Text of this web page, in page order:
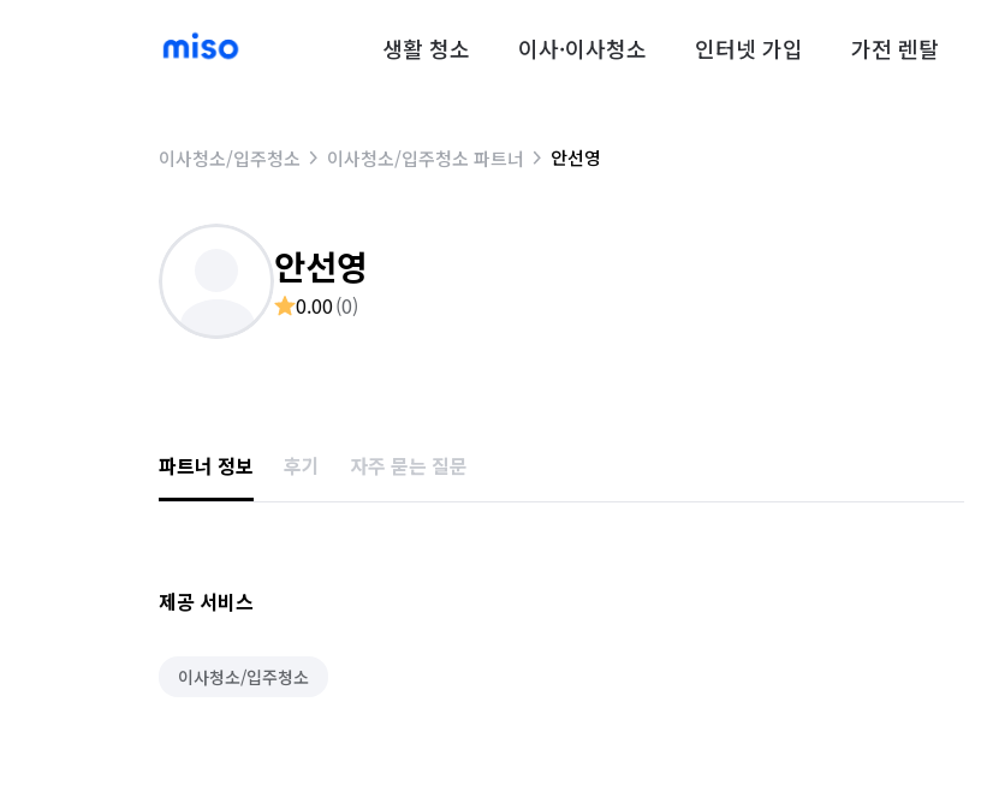
생활 청소 이사·이사청소 인터넷 가입 가전 렌탈
이사청소/입주청소 이사청소/입주청소 파트너 안선영
안선영
0.00(0)
파트너 정보 후기 자주 묻는 질문
제공 서비스
이사청소/입주청소